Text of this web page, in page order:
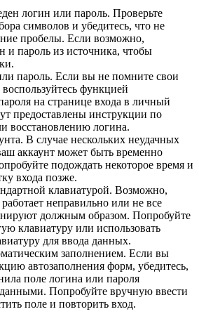
логин или пароль. Проверьте
символов и убедитесь, что не
пробелы. Если возможно,
и пароль из источника, чтобы
пароль. Если вы не помните свои
функцией
на странице входа в личный
предоставлены инструкции по
восстановлению логина.
В случае нескольких неудачных
аккаунт может быть временно
подождать некоторое время и
входа позже.
клавиатурой. Возможно,
неправильно или не все
должным образом. Попробуйте
клавиатуру или использовать
для ввода данных.
заполнением. Если вы
автозаполнения форм, убедитесь,
поле логина или пароля
Попробуйте вручную ввести
поле и повторить вход.